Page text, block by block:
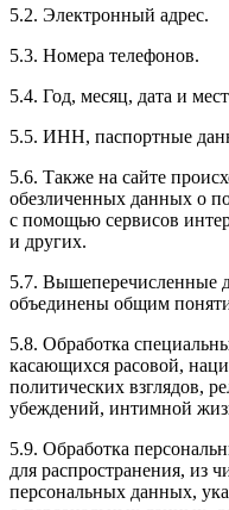
5.2. Электронный адрес.
5.3. Номера телефонов.
5.4. Год, месяц, дата и
5.5. ИНН, паспортные
5.6. Также на сайте
обезличенных данных о
с помощью сервисов
и других.
5.7. Вышеперечисленные
объединены общим
5.8. Обработка
касающихся расовой,
политических взглядов,
убеждений, интимной
5.9. Обработка
для распространения, из
персональных данных,